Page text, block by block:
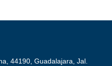
44190, Guadalajara, Jal.